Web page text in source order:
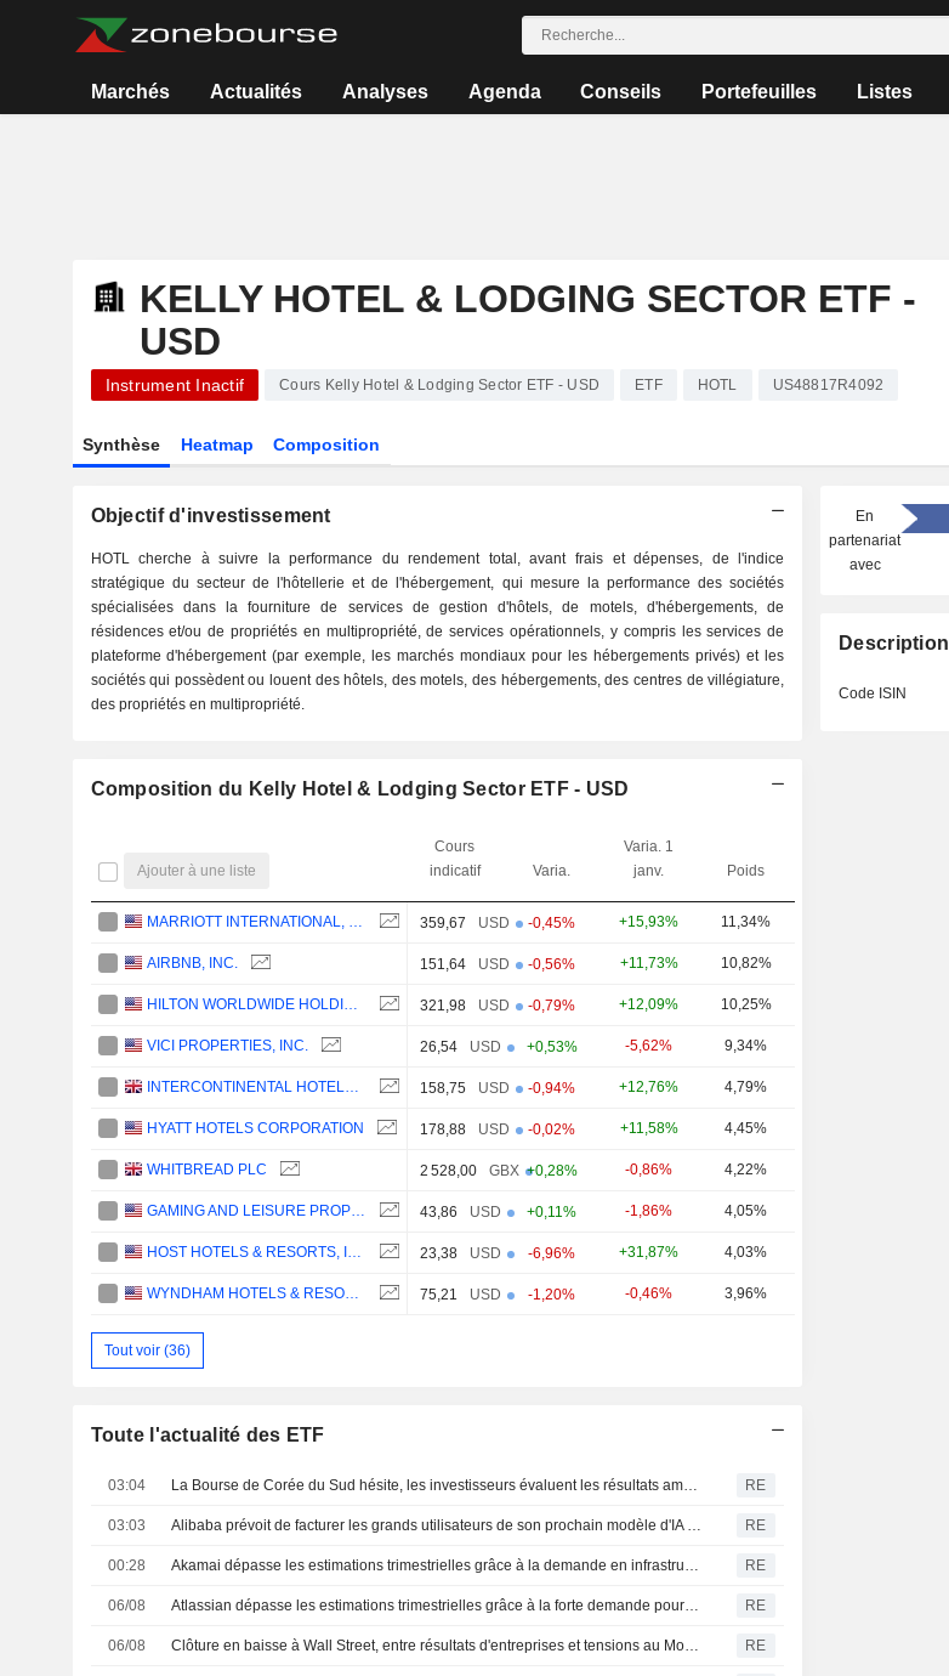
Marchés Actualités Analyses Agenda Conseils Portefeuilles Listes
KELLY HOTEL & LODGING SECTOR ETF -
USD
Instrument Inactif Cours Kelly Hotel & Lodging Sector ETF - USD ETF HOTL US48817R4092
Synthèse Heatmap Composition
Objectif d'investissement
HOTL cherche à suivre la performance du rendement total, avant frais et dépenses, de l'indice
stratégique du secteur de l'hôtellerie et de l'hébergement, qui mesure la performance des sociétés
spécialisées dans la fourniture de services de gestion d'hôtels, de motels, d'hébergements, de
résidences et/ou de propriétés en multipropriété, de services opérationnels, y compris les services de
plateforme d'hébergement (par exemple, les marchés mondiaux pour les hébergements privés) et les
sociétés qui possèdent ou louent des hôtels, des motels, des hébergements, des centres de villégiature,
des propriétés en multipropriété.
Composition du Kelly Hotel & Lodging Sector ETF - USD
Ajouter à une liste
Cours
indicatif
Varia.
Varia. 1
janv.
Poids
MARRIOTT INTERNATIONAL, INC. 359,67 USD -0,45% +15,93% 11,34%
AIRBNB, INC. 151,64 USD -0,56% +11,73% 10,82%
HILTON WORLDWIDE HOLDINGS INC. 321,98 USD -0,79% +12,09% 10,25%
VICI PROPERTIES, INC. 26,54 USD +0,53% -5,62% 9,34%
INTERCONTINENTAL HOTELS GROUP PLC 158,75 USD -0,94% +12,76% 4,79%
HYATT HOTELS CORPORATION 178,88 USD -0,02% +11,58% 4,45%
WHITBREAD PLC 2 528,00 GBX +0,28% -0,86% 4,22%
GAMING AND LEISURE PROPERTIES, INC. 43,86 USD +0,11% -1,86% 4,05%
HOST HOTELS & RESORTS, INC. 23,38 USD -6,96% +31,87% 4,03%
WYNDHAM HOTELS & RESORTS, INC. 75,21 USD -1,20% -0,46% 3,96%
Tout voir (36)
Toute l'actualité des ETF
03:04 La Bourse de Corée du Sud hésite, les investisseurs évaluent les résultats américains RE
03:03 Alibaba prévoit de facturer les grands utilisateurs de son prochain modèle d'IA en open-source, selon des sources RE
00:28 Akamai dépasse les estimations trimestrielles grâce à la demande en infrastructures cloud RE
06/08 Atlassian dépasse les estimations trimestrielles grâce à la forte demande pour le cloud RE
06/08 Clôture en baisse à Wall Street, entre résultats d'entreprises et tensions au Moyen-Orient RE
En
partenariat
avec
Description
Code ISIN